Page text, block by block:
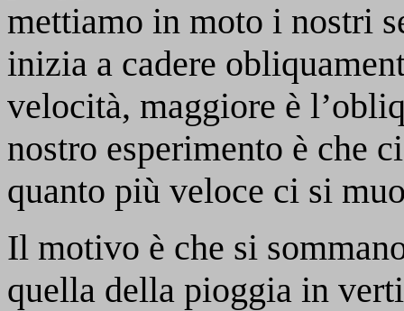
mettiamo in moto i nostri
inizia a cadere
velocità, maggiore è
nostro esperimento è che
quanto più veloce ci si
Il motivo è che si
quella della pioggia in